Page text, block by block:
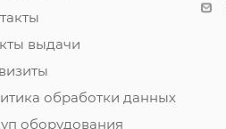
выдачи
обработки данных
оборудования